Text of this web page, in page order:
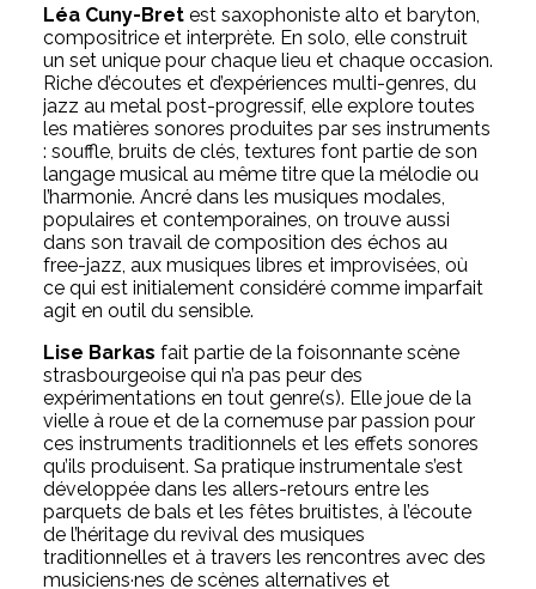
Léa Cuny-Bretest saxophoniste alto et baryton,
compositrice et interprète. En solo, elle construit
un set unique pour chaque lieu et chaque occasion.
Riche d’écoutes et d’expériences multi-genres, du
jazz au metal post-progressif, elle explore toutes
les matières sonores produites par ses instruments
: souffle, bruits de clés, textures font partie de son
langage musical au même titre que la mélodie ou
l’harmonie. Ancré dans les musiques modales,
populaires et contemporaines, on trouve aussi
dans son travail de composition des échos au
free-jazz, aux musiques libres et improvisées, où
ce qui est initialement considéré comme imparfait
agit en outil du sensible.
Lise Barkas fait partie de la foisonnante scène
strasbourgeoise qui n’a pas peur des
expérimentations en tout genre(s). Elle joue de la
vielle à roue et de la cornemuse par passion pour
ces instruments traditionnels et les effets sonores
qu’ils produisent. Sa pratique instrumentale s’est
développée dans les allers-retours entre les
parquets de bals et les fêtes bruitistes, à l’écoute
de l’héritage du revival des musiques
traditionnelles et à travers les rencontres avec des
musiciens·nes de scènes alternatives et